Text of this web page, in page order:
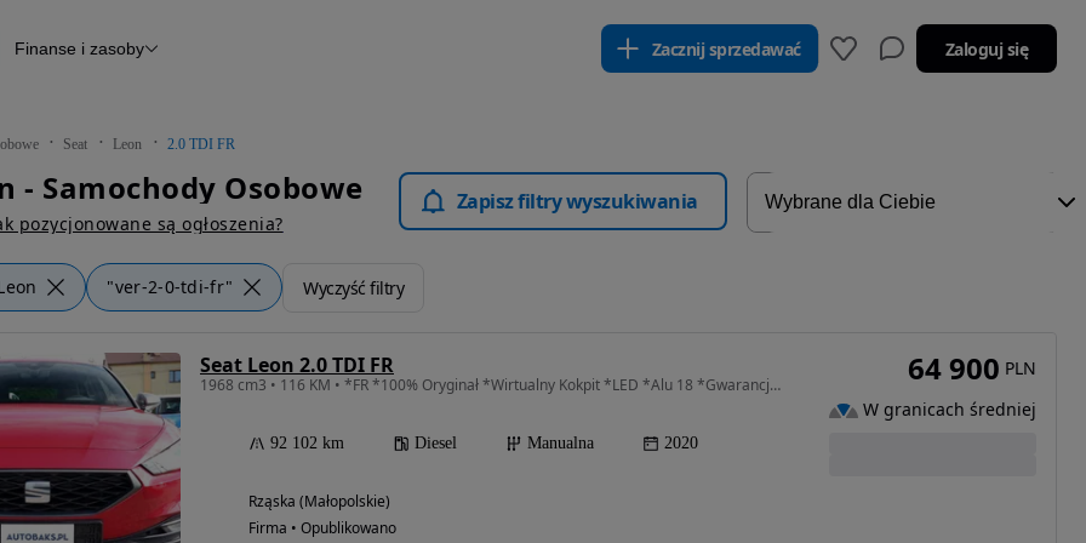
Raport z inspekcji
Otomoto News
Finanse i zasoby Zacznij sprzedawać Zaloguj się
Seat Leon 2.0 TDI FR
- Samochody Osobowe
pozycjonowane są ogłoszenia?
Zapisz filtry wyszukiwania
"ver-2-0-tdi-fr" Wyczyść filtry
Seat Leon 2.0 TDI FR
1968 cm3 • 116 KM • *FR *100% Oryginał *Wirtualny Kokpit *LED *Alu 18 *Gwarancja 12 m.
92 102 km Diesel Manualna 2020
Rząska (Małopolskie)
Firma • Opublikowano
64 900 PLN
W granicach średniej